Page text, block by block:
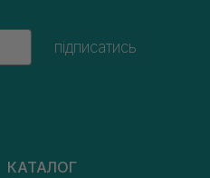
підписатись
КАТАЛОГ